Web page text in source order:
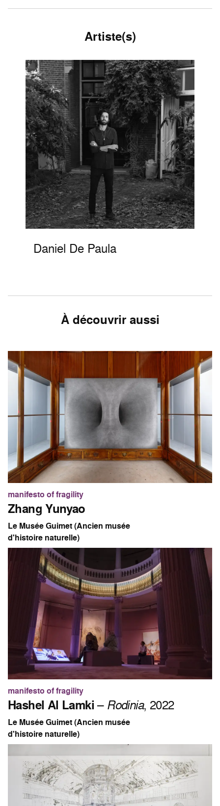
Artiste(s)
Daniel De Paula
À découvrir aussi
manifesto of fragility
Zhang Yunyao
Le Musée Guimet (Ancien musée
d'histoire naturelle)
manifesto of fragility
Hashel Al Lamki– Rodinia, 2022
Le Musée Guimet (Ancien musée
d'histoire naturelle)